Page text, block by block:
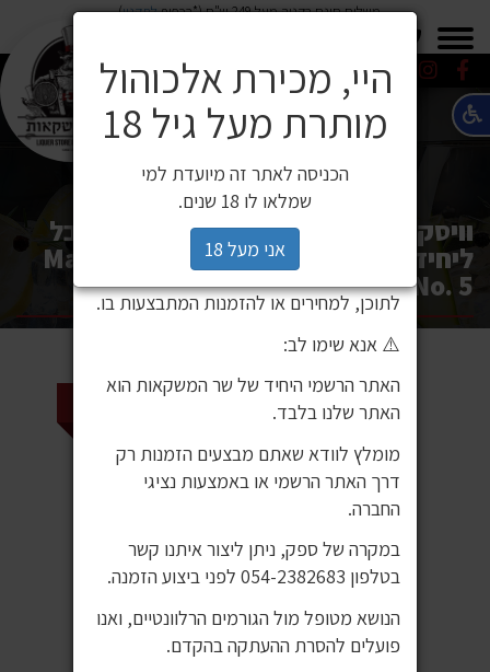
משלוח חינם בקניה מעל 249 ש"ח (*בכפוף לתקנון)
וויסקי מקאלן אדישן 5 700 מ"ל (מוגבל
ליחידה 1) / Macallan Limited Edition
No. 5
חדש על המדף!
⚠️ הודעה חשובה ללקוחותינו
לאחרונה זיהינו כי גורם חיצוני העתיק את
בהם שימוש ללא אישור. מדובר באתר שאינו
שייך לחברת שר המשקאות, ואיננו אחראים
לתוכן, למחירים או להזמנות המתבצעות בו.
⚠️ אנא שימו לב:
האתר הרשמי היחיד של שר המשקאות הוא
האתר שלנו בלבד.
מומלץ לוודא שאתם מבצעים הזמנות רק
דרך האתר הרשמי או באמצעות נציגי
החברה.
במקרה של ספק, ניתן ליצור איתנו קשר
בטלפון 054-2382683 לפני ביצוע הזמנה.
הנושא מטופל מול הגורמים הרלוונטיים, ואנו
פועלים להסרת ההעתקה בהקדם.
היי, מכירת אלכוהול
מותרת מעל גיל 18
הכניסה לאתר זה מיועדת למי
שמלאו לו 18 שנים.
אני מעל 18